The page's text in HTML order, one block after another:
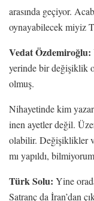
arasında geçiyor.
oynayabilecek miyiz
Vedat Özdemiroğlu:
yerinde bir değişiklik
olmuş.
Nihayetinde kim
inen ayetler değil.
olabilir. Değişiklikler
mı yapıldı,
Türk Solu: Yine
Satranç da İran’dan